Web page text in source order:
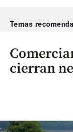
Temas
cierran